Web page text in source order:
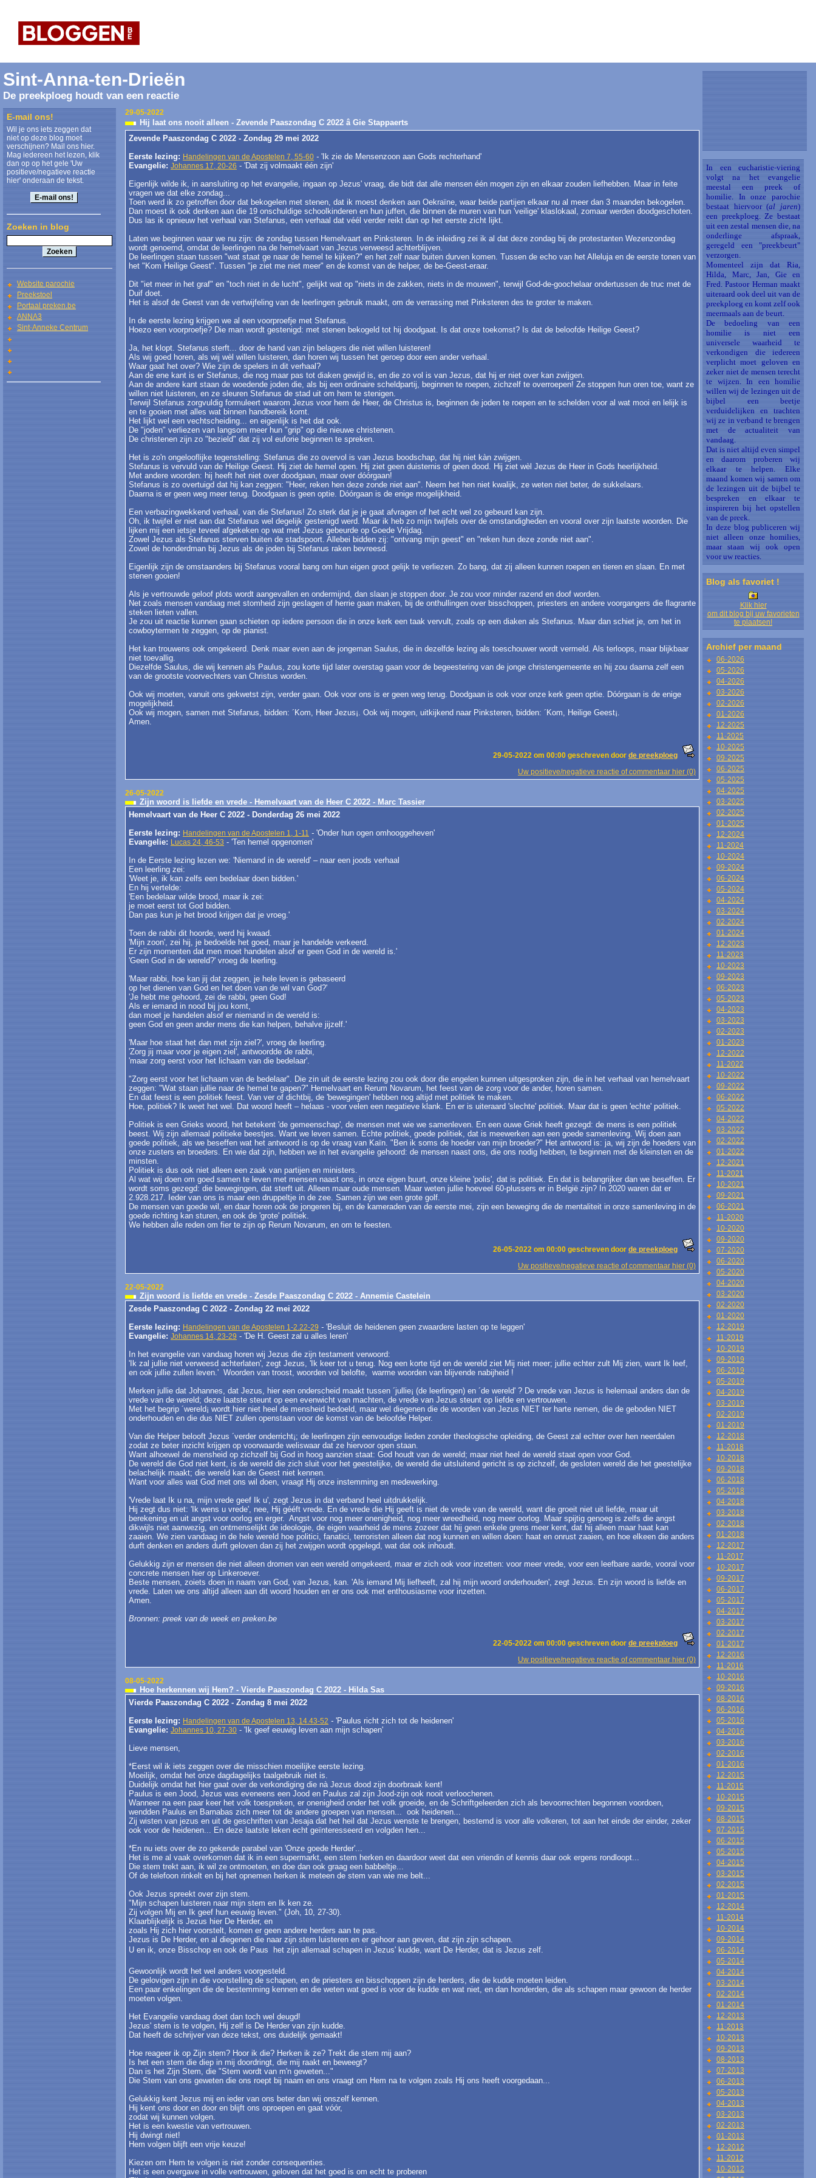
Sint-Anna-ten-Drieën
De preekploeg houdt van een reactie
E-mail ons!
Wil je ons iets zeggen dat
niet op deze blog moet
verschijnen? Mail ons hier.
Mag iedereen het lezen, klik
dan op op het gele 'Uw
positieve/negatieve reactie
hier' onderaan de tekst.
Zoeken in blog
Website parochie
Preekstoel
Portaal preken.be
ANNA3
Sint-Anneke Centrum
29-05-2022
Hij laat ons nooit alleen - Zevende Paaszondag C 2022 â Gie Stappaerts
Zevende Paaszondag C 2022 - Zondag 29 mei 2022
Eerste lezing: Handelingen van de Apostelen 7, 55-60 - 'Ik zie de Mensenzoon aan Gods rechterhand'
Evangelie: Johannes 17, 20-26 - 'Dat zij volmaakt één zijn'
Eigenlijk wilde ik, in aansluiting op het evangelie, ingaan op Jezus' vraag, die bidt dat alle mensen één mogen zijn en elkaar zouden liefhebben. Maar in feite
vragen we dat elke zondag...
Toen werd ik zo getroffen door dat bekogelen met stenen, dat ik moest denken aan Oekraïne, waar beide partijen elkaar nu al meer dan 3 maanden bekogelen.
Dan moest ik ook denken aan die 19 onschuldige schoolkinderen en hun juffen, die binnen de muren van hun 'veilige' klaslokaal, zomaar werden doodgeschoten.
Dus las ik opnieuw het verhaal van Stefanus, een verhaal dat véél verder reikt dan op het eerste zicht lijkt.
Laten we beginnen waar we nu zijn: de zondag tussen Hemelvaart en Pinksteren. In de inleiding zei ik al dat deze zondag bij de protestanten Wezenzondag
wordt genoemd, omdat de leerlingen na de hemelvaart van Jezus verweesd achterblijven.
De leerlingen staan tussen "wat staat ge naar de hemel te kijken?" en het zelf naar buiten durven komen. Tussen de echo van het Alleluja en de eerste tonen van
het "Kom Heilige Geest". Tussen "je ziet me niet meer" en de komst van de helper, de be-Geest-eraar.
Dit "iet meer in het graf" en "toch niet in de lucht", gelijkt wat op "niets in de zakken, niets in de mouwen", terwijl God-de-goochelaar ondertussen de truc met de
Duif doet.
Het is alsof de Geest van de vertwijfeling van de leerlingen gebruik maakt, om de verrassing met Pinksteren des te groter te maken.
In de eerste lezing krijgen we al een voorproefje met Stefanus.
Hoezo een voorproefje? Die man wordt gestenigd: met stenen bekogeld tot hij doodgaat. Is dat onze toekomst? Is dat de beloofde Heilige Geest?
Ja, het klopt. Stefanus sterft... door de hand van zijn belagers die niet willen luisteren!
Als wij goed horen, als wij wèl willen luisteren, dan horen wij tussen het geroep door een ander verhaal.
Waar gaat het over? Wie zijn de spelers in dit verhaal?
Aan de ene kant is er Stefanus, die nog maar pas tot diaken gewijd is, en die zo vol is van Jezus, dat hij er niet over kan zwijgen.
Aan de andere kant staan de woedende joden die, als bij een ordinaire scheldpartij, beginnen te roepen, zichzelf te overroepen! Ze stoppen hun oren toe, want ze
willen niet luisteren, en ze sleuren Stefanus de stad uit om hem te stenigen.
Terwijl Stefanus zorgvuldig formuleert waarom Jezus voor hem de Heer, de Christus is, beginnen de joden te roepen en te schelden voor al wat mooi en lelijk is
en te gooien met alles wat binnen handbereik komt.
Het lijkt wel een vechtscheiding... en eigenlijk is het dat ook.
De "joden" verliezen van langsom meer hun "grip" op die nieuwe christenen.
De christenen zijn zo "bezield" dat zij vol euforie beginnen te spreken.
Het is zo'n ongelooflijke tegenstelling: Stefanus die zo overvol is van Jezus boodschap, dat hij niet kàn zwijgen.
Stefanus is vervuld van de Heilige Geest. Hij ziet de hemel open. Hij ziet geen duisternis of geen dood. Hij ziet wèl Jezus de Heer in Gods heerlijkheid.
Met andere woorden: hij heeft het niet over doodgaan, maar over dóórgaan!
Stefanus is zo overtuigd dat hij kan zeggen: "Heer, reken hen deze zonde niet aan". Neem het hen niet kwalijk, ze weten niet beter, de sukkelaars.
Daarna is er geen weg meer terug. Doodgaan is geen optie. Dóórgaan is de enige mogelijkheid.
Een verbazingwekkend verhaal, van die Stefanus! Zo sterk dat je je gaat afvragen of het echt wel zo gebeurd kan zijn.
Oh, ik twijfel er niet aan dat Stefanus wel degelijk gestenigd werd. Maar ik heb zo mijn twijfels over de omstandigheden en vooral over zijn laatste woorden. Die
lijken mij een ietsje teveel afgekeken op wat met Jezus gebeurde op Goede Vrijdag.
Zowel Jezus als Stefanus sterven buiten de stadspoort. Allebei bidden zij: "ontvang mijn geest" en "reken hun deze zonde niet aan".
Zowel de honderdman bij Jezus als de joden bij Stefanus raken bevreesd.
Eigenlijk zijn de omstaanders bij Stefanus vooral bang om hun eigen groot gelijk te verliezen. Zo bang, dat zij alleen kunnen roepen en tieren en slaan. En met
stenen gooien!
Als je vertrouwde geloof plots wordt aangevallen en ondermijnd, dan slaan je stoppen door. Je zou voor minder razend en doof worden.
Net zoals mensen vandaag met stomheid zijn geslagen of herrie gaan maken, bij de onthullingen over bisschoppen, priesters en andere voorgangers die flagrante
steken lieten vallen.
Je zou uit reactie kunnen gaan schieten op iedere persoon die in onze kerk een taak vervult, zoals op een diaken als Stefanus. Maar dan schiet je, om het in
cowboytermen te zeggen, op de pianist.
Het kan trouwens ook omgekeerd. Denk maar even aan de jongeman Saulus, die in dezelfde lezing als toeschouwer wordt vermeld. Als terloops, maar blijkbaar
niet toevallig.
Diezelfde Saulus, die wij kennen als Paulus, zou korte tijd later overstag gaan voor de begeestering van de jonge christengemeente en hij zou daarna zelf een
van de grootste voorvechters van Christus worden.
Ook wij moeten, vanuit ons gekwetst zijn, verder gaan. Ook voor ons is er geen weg terug. Doodgaan is ook voor onze kerk geen optie. Dóórgaan is de enige
mogelijkheid.
Ook wij mogen, samen met Stefanus, bidden: ´Kom, Heer Jezus¡. Ook wij mogen, uitkijkend naar Pinksteren, bidden: ´Kom, Heilige Geest¡.
Amen.
29-05-2022 om 00:00 geschreven door de preekploeg
Uw positieve/negatieve reactie of commentaar hier (0)
26-05-2022
Zijn woord is liefde en vrede - Hemelvaart van de Heer C 2022 - Marc Tassier
Hemelvaart van de Heer C 2022 - Donderdag 26 mei 2022
Eerste lezing: Handelingen van de Apostelen 1, 1-11 - 'Onder hun ogen omhooggeheven'
Evangelie: Lucas 24, 46-53 - 'Ten hemel opgenomen'
In de Eerste lezing lezen we: 'Niemand in de wereld' – naar een joods verhaal
Een leerling zei:
'Weet je, ik kan zelfs een bedelaar doen bidden.'
En hij vertelde:
'Een bedelaar wilde brood, maar ik zei:
je moet eerst tot God bidden.
Dan pas kun je het brood krijgen dat je vroeg.'
Toen de rabbi dit hoorde, werd hij kwaad.
'Mijn zoon', zei hij, je bedoelde het goed, maar je handelde verkeerd.
Er zijn momenten dat men moet handelen alsof er geen God in de wereld is.'
'Geen God in de wereld?' vroeg de leerling.
'Maar rabbi, hoe kan jij dat zeggen, je hele leven is gebaseerd
op het dienen van God en het doen van de wil van God?'
'Je hebt me gehoord, zei de rabbi, geen God!
Als er iemand in nood bij jou komt,
dan moet je handelen alsof er niemand in de wereld is:
geen God en geen ander mens die kan helpen, behalve jijzelf.'
'Maar hoe staat het dan met zijn ziel?', vroeg de leerling.
'Zorg jij maar voor je eigen ziel', antwoordde de rabbi,
'maar zorg eerst voor het lichaam van die bedelaar'.
"Zorg eerst voor het lichaam van de bedelaar". Die zin uit de eerste lezing zou ook door die engelen kunnen uitgesproken zijn, die in het verhaal van hemelvaart
zeggen: "Wat staan jullie naar de hemel te gapen?" Hemelvaart en Rerum Novarum, het feest van de zorg voor de ander, horen samen.
En dat feest is een politiek feest. Van ver of dichtbij, de 'bewegingen' hebben nog altijd met politiek te maken.
Hoe, politiek? Ik weet het wel. Dat woord heeft – helaas - voor velen een negatieve klank. En er is uiteraard 'slechte' politiek. Maar dat is geen 'echte' politiek.
Politiek is een Grieks woord, het betekent 'de gemeenschap', de mensen met wie we samenleven. En een ouwe Griek heeft gezegd: de mens is een politiek
beest. Wij zijn allemaal politieke beestjes. Want we leven samen. Echte politiek, goede politiek, dat is meewerken aan een goede samenleving. Wij doen aan
goede politiek, als we beseffen wat het antwoord is op de vraag van Kaïn. "Ben ik soms de hoeder van mijn broeder?" Het antwoord is: ja, wij zijn de hoeders van
onze zusters en broeders. En wie dat zijn, hebben we in het evangelie gehoord: de mensen naast ons, die ons nodig hebben, te beginnen met de kleinsten en de
minsten.
Politiek is dus ook niet alleen een zaak van partijen en ministers.
Al wat wij doen om goed samen te leven met mensen naast ons, in onze eigen buurt, onze kleine 'polis', dat is politiek. En dat is belangrijker dan we beseffen. Er
wordt soms gezegd: die bewegingen, dat sterft uit. Alleen maar oude mensen. Maar weten jullie hoeveel 60-plussers er in België zijn? In 2020 waren dat er
2.928.217. Ieder van ons is maar een druppeltje in de zee. Samen zijn we een grote golf.
De mensen van goede wil, en daar horen ook de jongeren bij, en de kameraden van de eerste mei, zijn een beweging die de mentaliteit in onze samenleving in de
goede richting kan sturen, en ook de 'grote' politiek.
We hebben alle reden om fier te zijn op Rerum Novarum, en om te feesten.
26-05-2022 om 00:00 geschreven door de preekploeg
Uw positieve/negatieve reactie of commentaar hier (0)
22-05-2022
Zijn woord is liefde en vrede - Zesde Paaszondag C 2022 - Annemie Castelein
Zesde Paaszondag C 2022 - Zondag 22 mei 2022
Eerste lezing: Handelingen van de Apostelen 1-2.22-29 - 'Besluit de heidenen geen zwaardere lasten op te leggen'
Evangelie: Johannes 14, 23-29 - 'De H. Geest zal u alles leren'
In het evangelie van vandaag horen wij Jezus die zijn testament verwoord:
'Ik zal jullie niet verweesd achterlaten', zegt Jezus, 'Ik keer tot u terug. Nog een korte tijd en de wereld ziet Mij niet meer; jullie echter zult Mij zien, want Ik leef,
en ook jullie zullen leven.' Woorden van troost, woorden vol belofte, warme woorden van blijvende nabijheid !
Merken jullie dat Johannes, dat Jezus, hier een onderscheid maakt tussen ´jullie¡ (de leerlingen) en ´de wereld' ? De vrede van Jezus is helemaal anders dan de
vrede van de wereld; deze laatste steunt op een evenwicht van machten, de vrede van Jezus steunt op liefde en vertrouwen.
Met het begrip ´wereld¡ wordt hier niet heel de mensheid bedoeld, maar wel diegenen die de woorden van Jezus NIET ter harte nemen, die de geboden NIET
onderhouden en die dus NIET zullen openstaan voor de komst van de beloofde Helper.
Van die Helper belooft Jezus ´verder onderricht¡; de leerlingen zijn eenvoudige lieden zonder theologische opleiding, de Geest zal echter over hen neerdalen
zodat ze beter inzicht krijgen op voorwaarde weliswaar dat ze hiervoor open staan.
Want alhoewel de mensheid op zichzelf bij God in hoog aanzien staat: God houdt van de wereld; maar niet heel de wereld staat open voor God.
De wereld die God niet kent, is de wereld die zich sluit voor het geestelijke, de wereld die uitsluitend gericht is op zichzelf, de gesloten wereld die het geestelijke
belachelijk maakt; die wereld kan de Geest niet kennen.
Want voor alles wat God met ons wil doen, vraagt Hij onze instemming en medewerking.
'Vrede laat Ik u na, mijn vrede geef Ik u', zegt Jezus in dat verband heel uitdrukkelijk.
Hij zegt dus niet: 'Ik wens u vrede', nee, Hij gééft vrede. En de vrede die Hij geeft is niet de vrede van de wereld, want die groeit niet uit liefde, maar uit
berekening en uit angst voor oorlog en erger. Angst voor nog meer onenigheid, nog meer wreedheid, nog meer oorlog. Maar spijtig genoeg is zelfs die angst
dikwijls niet aanwezig, en ontmenselijkt de ideologie, de eigen waarheid de mens zozeer dat hij geen enkele grens meer kent, dat hij alleen maar haat kan
zaaien. We zien vandaag in de hele wereld hoe politici, fanatici, terroristen alleen dat nog kunnen en willen doen: haat en onrust zaaien, en hoe elkeen die anders
durft denken en anders durft geloven dan zij het zwijgen wordt opgelegd, wat dat ook inhoudt.
Gelukkig zijn er mensen die niet alleen dromen van een wereld omgekeerd, maar er zich ook voor inzetten: voor meer vrede, voor een leefbare aarde, vooral voor
concrete mensen hier op Linkeroever.
Beste mensen, zoiets doen in naam van God, van Jezus, kan. 'Als iemand Mij liefheeft, zal hij mijn woord onderhouden', zegt Jezus. En zijn woord is liefde en
vrede. Laten we ons altijd alleen aan dit woord houden en er ons ook met enthousiasme voor inzetten.
Amen.
Bronnen: preek van de week en preken.be
22-05-2022 om 00:00 geschreven door de preekploeg
Uw positieve/negatieve reactie of commentaar hier (0)
08-05-2022
Hoe herkennen wij Hem? - Vierde Paaszondag C 2022 - Hilda Sas
Vierde Paaszondag C 2022 - Zondag 8 mei 2022
Eerste lezing: Handelingen van de Apostelen 13, 14.43-52 - 'Paulus richt zich tot de heidenen'
Evangelie: Johannes 10, 27-30 - 'Ik geef eeuwig leven aan mijn schapen'
Lieve mensen,
*Eerst wil ik iets zeggen over die misschien moeilijke eerste lezing.
Moeilijk, omdat het onze dagdagelijks taalgebruik niet is.
Duidelijk omdat het hier gaat over de verkondiging die nà Jezus dood zijn doorbraak kent!
Paulus is een Jood, Jezus was eveneens een Jood en Paulus zal zijn Jood-zijn ook nooit verloochenen.
Wanneer na een paar keer het volk toespreken, er onenigheid onder het volk groeide, en de Schriftgeleerden zich als bevoorrechten begonnen voordoen,
wendden Paulus en Barnabas zich meer tot de andere groepen van mensen... ook heidenen...
Zij wisten van jezus en uit de geschriften van Jesaja dat het heil dat Jezus wenste te brengen, bestemd is voor alle volkeren, tot aan het einde der einder, zeker
ook voor de heidenen... En deze laatste leken echt geïnteresseerd en volgden hen...
*En nu iets over de zo gekende parabel van 'Onze goede Herder'...
Het is me al vaak overkomen dat ik in een supermarkt, een stem herken en daardoor weet dat een vriendin of kennis daar ook ergens rondloopt...
Die stem trekt aan, ik wil ze ontmoeten, en doe dan ook graag een babbeltje...
Of de telefoon rinkelt en bij het opnemen herken ik meteen de stem van wie me belt...
Ook Jezus spreekt over zijn stem.
"Mijn schapen luisteren naar mijn stem en Ik ken ze.
Zij volgen Mij en Ik geef hun eeuwig leven." (Joh, 10, 27-30).
Klaarblijkelijk is Jezus hier De Herder, en
zoals Hij zich hier voorstelt, komen er geen andere herders aan te pas.
Jezus is De Herder, en al diegenen die naar zijn stem luisteren en er gehoor aan geven, dat zijn zijn schapen.
U en ik, onze Bisschop en ook de Paus  het zijn allemaal schapen in Jezus' kudde, want De Herder, dat is Jezus zelf.
Gewoonlijk wordt het wel anders voorgesteld.
De gelovigen zijn in die voorstelling de schapen, en de priesters en bisschoppen zijn de herders, die de kudde moeten leiden.
Een paar enkelingen die de bestemming kennen en die weten wat goed is voor de kudde en wat niet, en dan honderden, die als schapen maar gewoon de herder
moeten volgen.
Het Evangelie vandaag doet dan toch wel deugd!
Jezus' stem is te volgen, Hij zelf is De Herder van zijn kudde.
Dat heeft de schrijver van deze tekst, ons duidelijk gemaakt!
Hoe reageer ik op Zijn stem? Hoor ik die? Herken ik ze? Trekt die stem mij aan?
Is het een stem die diep in mij doordringt, die mij raakt en beweegt?
Dan is het Zijn Stem, die "Stem wordt van m'n geweten..."
Die Stem van ons geweten die ons roept bij naam en ons vraagt om Hem na te volgen zoals Hij ons heeft voorgedaan...
Gelukkig kent Jezus mij en ieder van ons beter dan wij onszelf kennen.
Hij kent ons door en door en blijft ons oproepen en gaat vóór,
zodat wij kunnen volgen.
Het is een kwestie van vertrouwen.
Hij dwingt niet!
Hem volgen blijft een vrije keuze!
Kiezen om Hem te volgen is niet zonder consequenties.
Het is een overgave in volle vertrouwen, geloven dat het goed is om echt te proberen
In een eucharistie-viering
volgt na het evangelie
meestal een preek of
homilie. In onze parochie
bestaat hiervoor (al jaren)
een preekploeg. Ze bestaat
uit een zestal mensen die, na
onderlinge afspraak,
geregeld een "preekbeurt"
verzorgen.
Momenteel zijn dat Ria,
Hilda, Marc, Jan, Gie en
Fred. Pastoor Herman maakt
uiteraard ook deel uit van de
preekploeg en komt zelf ook
meermaals aan de beurt.
De bedoeling van een
homilie is niet een
universele waarheid te
verkondigen die iedereen
verplicht moet geloven en
zeker niet de mensen terecht
te wijzen. In een homilie
willen wij de lezingen uit de
bijbel een beetje
verduidelijken en trachten
wij ze in verband te brengen
met de actualiteit van
vandaag.
Dat is niet altijd even simpel
en daarom proberen wij
elkaar te helpen. Elke
maand komen wij samen om
de lezingen uit de bijbel te
bespreken en elkaar te
inspireren bij het opstellen
van de preek.
In deze blog publiceren wij
niet alleen onze homilies,
maar staan wij ook open
voor uw reacties.
Blog als favoriet !
Klik hier
om dit blog bij uw favorieten
te plaatsen!
Archief per maand
06-2026
05-2026
04-2026
03-2026
02-2026
01-2026
12-2025
11-2025
10-2025
09-2025
06-2025
05-2025
04-2025
03-2025
02-2025
01-2025
12-2024
11-2024
10-2024
09-2024
06-2024
05-2024
04-2024
03-2024
02-2024
01-2024
12-2023
11-2023
10-2023
09-2023
06-2023
05-2023
04-2023
03-2023
02-2023
01-2023
12-2022
11-2022
10-2022
09-2022
06-2022
05-2022
04-2022
03-2022
02-2022
01-2022
12-2021
11-2021
10-2021
09-2021
06-2021
11-2020
10-2020
09-2020
07-2020
06-2020
05-2020
04-2020
03-2020
02-2020
01-2020
12-2019
11-2019
10-2019
09-2019
06-2019
05-2019
04-2019
03-2019
02-2019
01-2019
12-2018
11-2018
10-2018
09-2018
06-2018
05-2018
04-2018
03-2018
02-2018
01-2018
12-2017
11-2017
10-2017
09-2017
06-2017
05-2017
04-2017
03-2017
02-2017
01-2017
12-2016
11-2016
10-2016
09-2016
08-2016
06-2016
05-2016
04-2016
03-2016
02-2016
01-2016
12-2015
11-2015
10-2015
09-2015
08-2015
07-2015
06-2015
05-2015
04-2015
03-2015
02-2015
01-2015
12-2014
11-2014
10-2014
09-2014
06-2014
05-2014
04-2014
03-2014
02-2014
01-2014
12-2013
11-2013
10-2013
09-2013
08-2013
07-2013
06-2013
05-2013
04-2013
03-2013
02-2013
01-2013
12-2012
11-2012
10-2012